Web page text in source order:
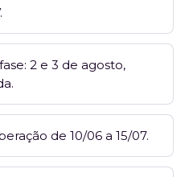
2 e 3 de agosto,
de 10/06 a 15/07.